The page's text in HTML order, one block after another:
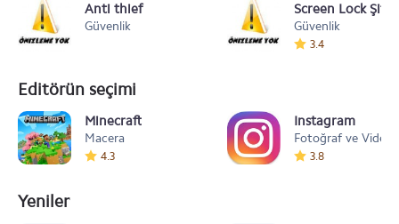
Anti thief
Güvenlik
Screen Lock
Güvenlik
3.4
Editörün seçimi
Minecraft
Macera
4.3
Instagram
Fotoğraf ve Video
3.8
Yeniler